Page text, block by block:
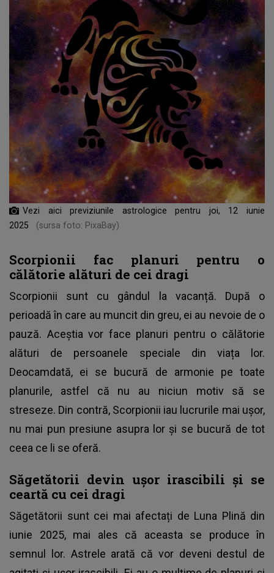
Vezi aici previziunile astrologice pentru joi, 12 iunie
2025
(sursa foto: PixaBay)
Scorpionii fac planuri pentru o
călătorie alături de cei dragi
Scorpionii sunt cu gândul la vacanță. După o
perioadă în care au muncit din greu, ei au nevoie de o
pauză. Aceștia vor face planuri pentru o călătorie
alături de persoanele speciale din viața lor.
Deocamdată, ei se bucură de armonie pe toate
planurile, astfel că nu au niciun motiv să se
streseze. Din contră, Scorpionii iau lucrurile mai ușor,
nu mai pun presiune asupra lor și se bucură de tot
ceea ce li se oferă.
Săgetătorii devin ușor irascibili și se
ceartă cu cei dragi
Săgetătorii sunt cei mai afectați de Luna Plină din
iunie 2025, mai ales că aceasta se produce în
semnul lor. Astrele arată că vor deveni destul de